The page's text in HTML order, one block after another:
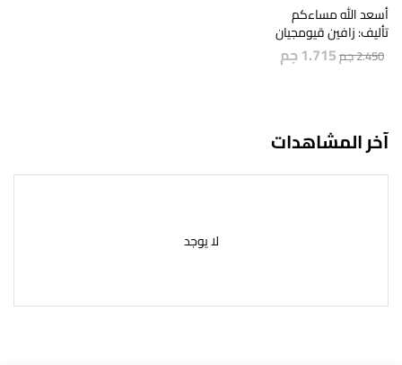
أسعد الله مساءكم
تأليف: زافين قيومجيان
2.450جم1.715جم
آخر المشاهدات
لا يوجد